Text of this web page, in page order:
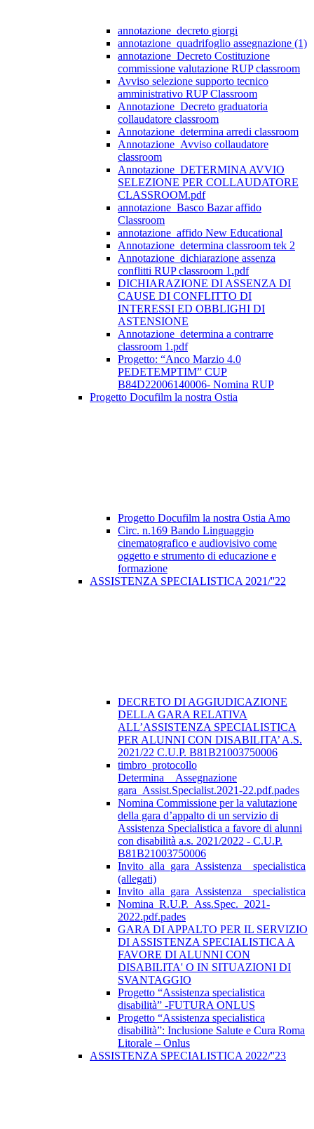
annotazione_decreto giorgi
annotazione_quadrifoglio assegnazione (1)
annotazione_Decreto Costituzione
commissione valutazione RUP classroom
Avviso selezione supporto tecnico
amministrativo RUP Classroom
Annotazione_Decreto graduatoria
collaudatore classroom
Annotazione_determina arredi classroom
Annotazione_Avviso collaudatore
classroom
Annotazione_DETERMINA AVVIO
SELEZIONE PER COLLAUDATORE
CLASSROOM.pdf
annotazione_Basco Bazar affido
Classroom
annotazione_affido New Educational
Annotazione_determina classroom tek 2
Annotazione_dichiarazione assenza
conflitti RUP classroom 1.pdf
DICHIARAZIONE DI ASSENZA DI
CAUSE DI CONFLITTO DI
INTERESSI ED OBBLIGHI DI
ASTENSIONE
Annotazione_determina a contrarre
classroom 1.pdf
Progetto: “Anco Marzio 4.0
PEDETEMPTIM” CUP
B84D22006140006- Nomina RUP
Progetto Docufilm la nostra Ostia
Progetto Docufilm la nostra Ostia Amo
Circ. n.169 Bando Linguaggio
cinematografico e audiovisivo come
oggetto e strumento di educazione e
formazione
ASSISTENZA SPECIALISTICA 2021/''22
DECRETO DI AGGIUDICAZIONE
DELLA GARA RELATIVA
ALL’ASSISTENZA SPECIALISTICA
PER ALUNNI CON DISABILITA’ A.S.
2021/22 C.U.P. B81B21003750006
timbro_protocollo
Determina__Assegnazione
gara_Assist.Specialist.2021-22.pdf.pades
Nomina Commissione per la valutazione
della gara d’appalto di un servizio di
Assistenza Specialistica a favore di alunni
con disabilità a.s. 2021/2022 - C.U.P.
B81B21003750006
Invito_alla_gara_Assistenza__specialistica
(allegati)
Invito_alla_gara_Assistenza__specialistica
Nomina_R.U.P._Ass.Spec._2021-
2022.pdf.pades
GARA DI APPALTO PER IL SERVIZIO
DI ASSISTENZA SPECIALISTICA A
FAVORE DI ALUNNI CON
DISABILITA' O IN SITUAZIONI DI
SVANTAGGIO
Progetto “Assistenza specialistica
disabilità” -FUTURA ONLUS
Progetto “Assistenza specialistica
disabilità”: Inclusione Salute e Cura Roma
Litorale – Onlus
ASSISTENZA SPECIALISTICA 2022/''23